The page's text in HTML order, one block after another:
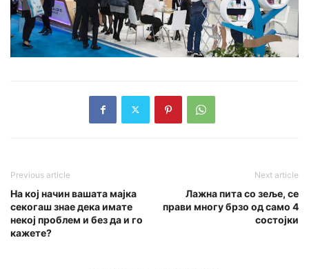
Previous article
На кој начин вашата мајка
секогаш знае дека имате
некој проблем и без да и го
кажете?
Next article
Лажна пита со зеље, се
прави многу брзо од само 4
состојки